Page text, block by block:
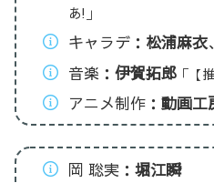
あ!」
キャラデ： 松浦麻衣、
音楽： 伊賀拓郎「【
アニメ制作： 動画工
岡 聡実： 堀江瞬